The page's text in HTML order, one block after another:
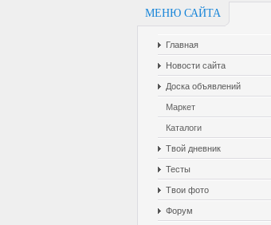
МЕНЮ САЙТА
Главная
Новости сайта
Доска объявлений
Маркет
Каталоги
Твой дневник
Тесты
Твои фото
Форум